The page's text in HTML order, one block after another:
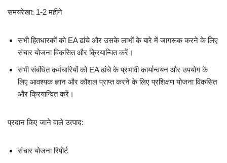
समयरेखा: 1-2 महीने
सभी हितधारकों को EA ढांचे और उसके लाभों के बारे में जागरूक करने के लिए
संचार योजना विकसित और क्रियान्वित करें।
सभी संबंधित कर्मचारियों को EA ढांचे के प्रभावी कार्यान्वयन और उपयोग के
लिए आवश्यक ज्ञान और कौशल प्राप्त करने के लिए प्रशिक्षण योजना विकसित
और क्रियान्वित करें।
प्रदान किए जाने वाले उत्पाद:
संचार योजना रिपोर्ट